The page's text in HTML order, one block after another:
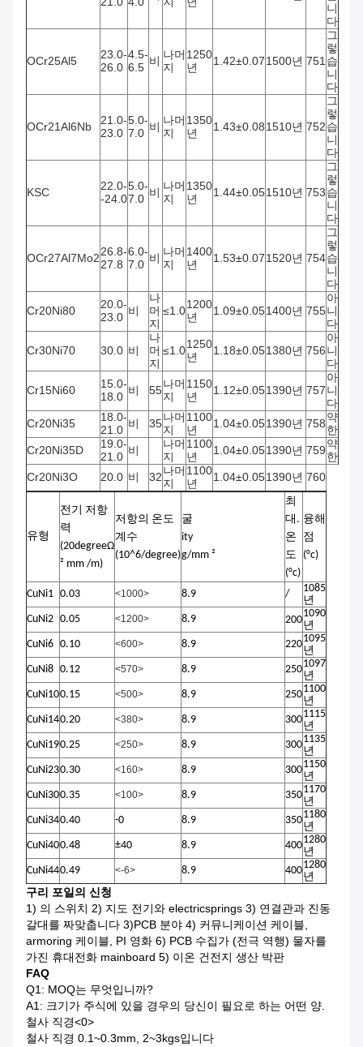
니
다
OCr25Al5
23.0-
26.0
4.5-
6.5 비 나머
지
1250
년
1.42±0.071500년 751
그
렇
습
니
다
OCr21Al6Nb
21.0-
23.0
5.0-
7.0 비 나머
지
1350
년
1.43±0.081510년 752
그
렇
습
니
다
KSC
22.0-
-24.0
5.0-
7.0 비 나머
지
1350
년
1.44±0.051510년 753
그
렇
습
니
다
OCr27Al7Mo226.8-
27.8
6.0-
7.0 비 나머
지
1400
년
1.53±0.071520년 754
그
렇
습
니
다
Cr20Ni80
20.0-
23.0 비
나
머
지
≤1.01200
년
1.09±0.051400년 755
아
니
다
Cr30Ni70 30.0 비
나
머
지
≤1.01250
년
1.18±0.051380년 756
아
니
다
Cr15Ni60
15.0-
18.0 비 55나머
지
1150
년
1.12±0.051390년 757
아
니
다
Cr20Ni35
18.0-
21.0 비 35나머
지
1100
년
1.04±0.051390년 758약
한
Cr20Ni35D
19.0-
21.0 비
나머
지
1100
년
1.04±0.051390년 759약
한
Cr20Ni3O
20.0 비 32나머
지
1100
년
1.04±0.051390년 760
유형
전기 저항
력
(20degreeΩ
² mm /m)
저항의 온도
계수
(10^6/degree)
굴
ity
g/mm ²
최
대.
온
도
(°c)
융해
점
(°c)
CuNi1 0.03 <1000> 8.9 /
1085
년
CuNi2 0.05 <1200> 8.9 200
1090
년
CuNi6 0.10 <600> 8.9 2201095
년
CuNi8 0.12 <570> 8.9 2501097
년
CuNi100.15 <500> 8.9 2501100
년
CuNi140.20 <380> 8.9 3001115
년
CuNi190.25 <250> 8.9 3001135
년
CuNi230.30 <160> 8.9 3001150
년
CuNi300.35 <100> 8.9 3501170
년
CuNi340.40 -0 8.9 3501180
년
CuNi400.48 ±40 8.9 4001280
년
CuNi440.49 <-6> 8.9 4001280
년
구리 포일의 신청
1) 의 스위치 2) 지도 전기와 electricsprings 3) 연결관과 진동
갈대를 짜맞춥니다 3)PCB 분야 4) 커뮤니케이션 케이블,
armoring 케이블, PI 영화 6) PCB 수집가 (전극 역행) 물자를
가진 휴대전화 mainboard 5) 이온 건전지 생산 박판
FAQ
Q1: MOQ는 무엇입니까?
A1: 크기가 주식에 있을 경우의 당신이 필요로 하는 어떤 양.
철사 직경<0>
철사 직경 0.1~0.3mm, 2~3kgs입니다